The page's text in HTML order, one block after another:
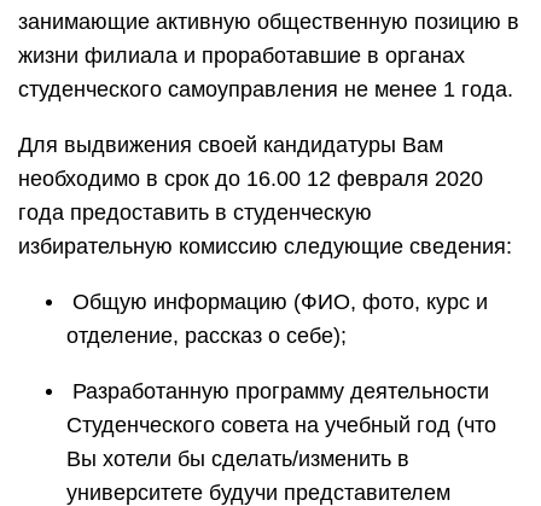
занимающие активную общественную позицию в
жизни филиала и проработавшие в органах
студенческого самоуправления не менее 1 года.
Для выдвижения своей кандидатуры Вам
необходимо в срок до 16.00 12 февраля 2020
года предоставить в студенческую
избирательную комиссию следующие сведения:
Общую информацию (ФИО, фото, курс и
отделение, рассказ о себе);
Разработанную программу деятельности
Студенческого совета на учебный год (что
Вы хотели бы сделать/изменить в
университете будучи представителем